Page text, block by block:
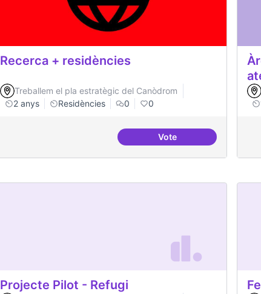
Recerca + residències
Treballem el pla estratègic del Canòdrom
2 anys
Residències 0 0
VoteRecerca + residències
Projecte Pilot - Refugi